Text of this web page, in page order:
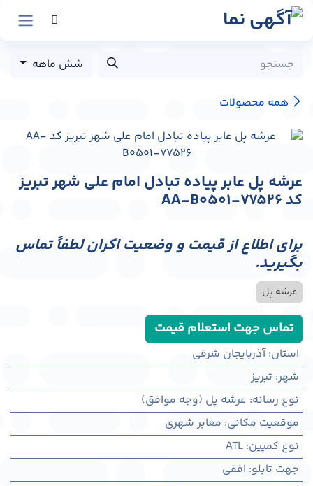
پرش به محتوا
همه محصولات
شش ماهه
عرشه پل عابر پیاده تبادل امام علی شهر تبریز
کد AA-B0501-77526
برای اطلاع از قیمت و وضعیت اکران لطفاً تماس
بگیرید.
عرشه پل
تماس جهت استعلام قیمت
استان:آذربایجان شرقی
شهر: تبريز
نوع رسانه: عرشه پل (وجه موافق)
موقعیت مکانی: معابر شهری
نوع کمپین:
ATL
جهت تابلو: افقی